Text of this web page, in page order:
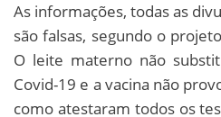
As informações, todas as
são falsas, segundo o
O leite materno não
Covid-19 e a vacina não
como atestaram todos os